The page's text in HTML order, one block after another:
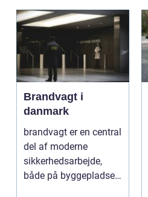
Brandvagt i
danmark
brandvagt er en central
del af moderne
sikkerhedsarbejde,
både på byggepladser,